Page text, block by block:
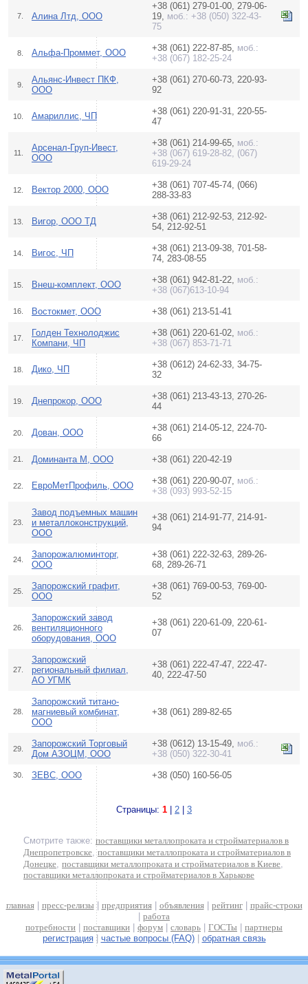
7. Алина Лтд, ООО
+38 (061) 279-01-00, 279-06-
19, моб.: +38 (050) 322-43-
75
8. Альфа-Проммет, ООО +38 (061) 222-87-85, моб.:
+38 (067) 182-25-24
9.
Альянс-Инвест ПКФ,
ООО
+38 (061) 270-60-73, 220-93-
92
10. Амариллис, ЧП
+38 (061) 220-91-31, 220-55-
47
11.
Арсенал-Груп-Ивест,
ООО
+38 (061) 214-99-65, моб.:
+38 (067) 619-28-82, (067)
619-29-24
12. Вектор 2000, ООО
+38 (061) 707-45-74, (066)
288-33-83
13. Вигор, ООО ТД
+38 (061) 212-92-53, 212-92-
54, 212-92-51
14. Вигос, ЧП
+38 (061) 213-09-38, 701-58-
74, 283-08-55
15. Внеш-комплект, ООО +38 (061) 942-81-22, моб.:
+38 (067)613-10-94
16. Востокмет, ООО +38 (061) 213-51-41
17.
Голден Технолоджис
Компани, ЧП
+38 (061) 220-61-02, моб.:
+38 (067) 853-71-71
18. Дико, ЧП
+38 (0612) 24-62-33, 34-75-
32
19. Днепрокор, ООО
+38 (061) 213-43-13, 270-26-
44
20. Дован, ООО
+38 (061) 214-05-12, 224-70-
66
21. Доминанта М, ООО +38 (061) 220-42-19
22. ЕвроМетПрофиль, ООО +38 (061) 220-90-07, моб.:
+38 (093) 993-52-15
23.
Завод подъемных машин
и металлоконструкций,
ООО
+38 (061) 214-91-77, 214-91-
94
24.
Запорожалюминторг,
ООО
+38 (061) 222-32-63, 289-26-
68, 289-26-71
25.
Запорожский графит,
ООО
+38 (061) 769-00-53, 769-00-
52
26.
Запорожский завод
вентиляционного
оборудования, ООО
+38 (061) 220-61-09, 220-61-
07
27.
Запорожский
региональный филиал,
АО УГМК
+38 (061) 222-47-47, 222-47-
40, 222-47-50
28.
Запорожский титано-
магниевый комбинат,
ООО
+38 (061) 289-82-65
29.
Запорожский Торговый
Дом АЗОЦМ, ООО
+38 (0612) 13-15-49, моб.:
+38 (050) 322-30-41
30. ЗЕВС, ООО +38 (050) 160-56-05
Страницы: 1 2 3
Смотрите также: поставщики металлопроката и стройматериалов в
Днепропетровске,поставщики металлопроката и стройматериалов в
Донецке, поставщики металлопроката и стройматериалов в Киеве,
поставщики металлопроката и стройматериалов в Харькове
главная| пресс-релизы | предприятия| объявления| рейтинг| прайс-строки
работа
потребности
поставщики форум словарь ГОСТы
партнеры
регистрация| частые вопросы (FAQ)| обратная связь